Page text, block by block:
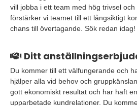
vill jobba i ett team med hög trivsel
förstärker vi teamet till ett långsiktigt
chans till övertagande. Sök redan idag!
Ditt
Du kommer till ett välfungerande och
hjälper alla vid behov och
gott ekonomiskt resultat och har haft
upparbetade kundrelationer. Du